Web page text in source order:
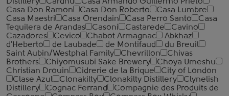
Casa Don Ramon
Casa Don Roberto
Casa Lumbre
Casa Maestri
Casa Orendain Casa Perro Santo
Casa
Tequilera de Arandas
Casoni Castarede
Cavino
Cazadores
Cevico Chabot Armagnac
Abkhaz
d'Heberto
de Laubade de Montifaud
du Breuil
Saint Aubin/Westphal Family
Chevrillon
Chivas
Brothers
Chiyomusubi Sake Brewery
Choya Umeshu
Christian Drouin
Cidrerie de la Brique
City of London
Clase Azul
Clonakilty Clonakilty Distillery
Clynelish
Distillery
Cognac Ferrand
Compagnie des Produits de